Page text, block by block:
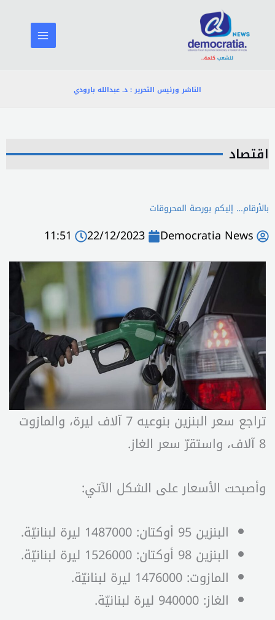
المحتوى
الناشر ورئيس التحرير : د. عبدالله بارودي
اقتصاد
بالأرقام… إليكم بورصة المحروقات
Democratia News
22/12/2023
11:51
تراجع سعر البنزين بنوعيه 7 آلاف ليرة، والمازوت
8 آلاف، واستقرّ سعر الغاز.
وأصبحت الأسعار على الشكل الآتي:
البنزين 95 أوكتان: 1487000 ليرة لبنانيّة.
البنزين 98 أوكتان: 1526000 ليرة لبنانيّة.
المازوت: 1476000 ليرة لبنانيّة.
الغاز: 940000 ليرة لبنانيّة.